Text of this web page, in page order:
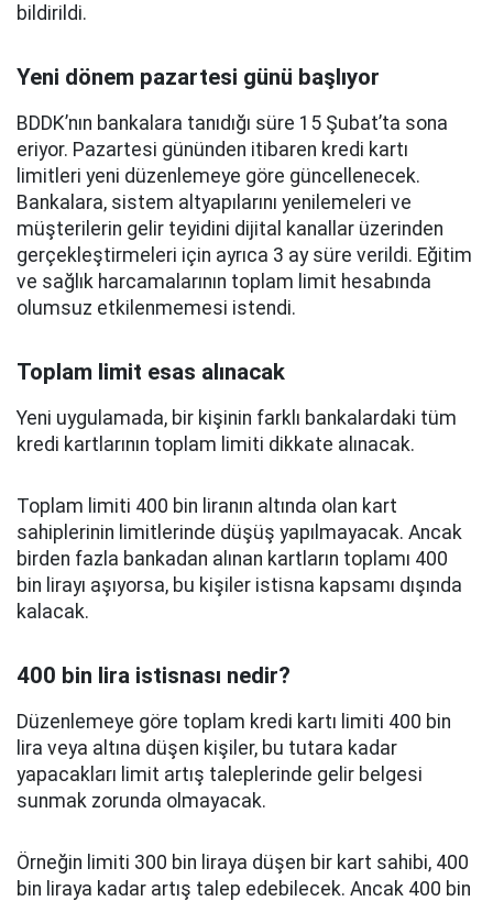
bildirildi.
Yeni dönem pazartesi günü başlıyor
BDDK’nın bankalara tanıdığı süre 15 Şubat’ta sona
eriyor. Pazartesi gününden itibaren kredi kartı
limitleri yeni düzenlemeye göre güncellenecek.
Bankalara, sistem altyapılarını yenilemeleri ve
müşterilerin gelir teyidini dijital kanallar üzerinden
gerçekleştirmeleri için ayrıca 3 ay süre verildi. Eğitim
ve sağlık harcamalarının toplam limit hesabında
olumsuz etkilenmemesi istendi.
Toplam limit esas alınacak
Yeni uygulamada, bir kişinin farklı bankalardaki tüm
kredi kartlarının toplam limiti dikkate alınacak.
Toplam limiti 400 bin liranın altında olan kart
sahiplerinin limitlerinde düşüş yapılmayacak. Ancak
birden fazla bankadan alınan kartların toplamı 400
bin lirayı aşıyorsa, bu kişiler istisna kapsamı dışında
kalacak.
400 bin lira istisnası nedir?
Düzenlemeye göre toplam kredi kartı limiti 400 bin
lira veya altına düşen kişiler, bu tutara kadar
yapacakları limit artış taleplerinde gelir belgesi
sunmak zorunda olmayacak.
Örneğin limiti 300 bin liraya düşen bir kart sahibi, 400
bin liraya kadar artış talep edebilecek. Ancak 400 bin